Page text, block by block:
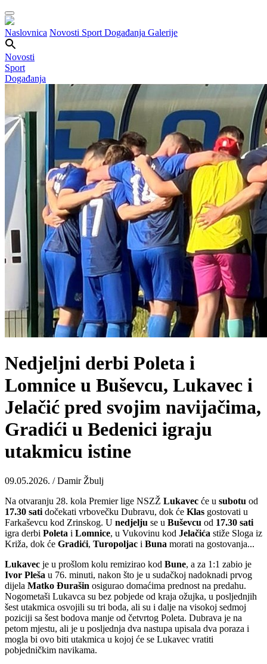
Naslovnica Novosti Sport Događanja Galerije
Novosti
Sport
Događanja
Nedjeljni derbi Poleta i
Lomnice u Buševcu, Lukavec i
Jelačić pred svojim navijačima,
Gradići u Bedenici igraju
utakmicu istine
09.05.2026. / Damir Žbulj
Na otvaranju 28. kola Premier lige NSZŽ Lukavec će u subotu od
17.30 sati dočekati vrbovečku Dubravu, dok će Klas gostovati u
Farkaševcu kod Zrinskog. U nedjelju se u Buševcu od 17.30 sati
igra derbi Poleta i Lomnice, u Vukovinu kod Jelačića stiže Sloga iz
Križa, dok će Gradići, Turopoljac i Buna morati na gostovanja...
Lukavec je u prošlom kolu remizirao kod Bune, a za 1:1 zabio je
Ivor Pleša u 76. minuti, nakon što je u sudačkoj nadoknadi prvog
dijela Matko Đurašin osigurao domaćima prednost na predahu.
Nogometaši Lukavca su bez pobjede od kraja ožujka, u posljednjih
šest utakmica osvojili su tri boda, ali su i dalje na visokoj sedmoj
poziciji sa šest bodova manje od četvrtog Poleta. Dubrava je na
petom mjestu, ali je u posljednja dva nastupa upisala dva poraza i
mogla bi ovo biti utakmica u kojoj će se Lukavec vratiti
pobjedničkim navikama.